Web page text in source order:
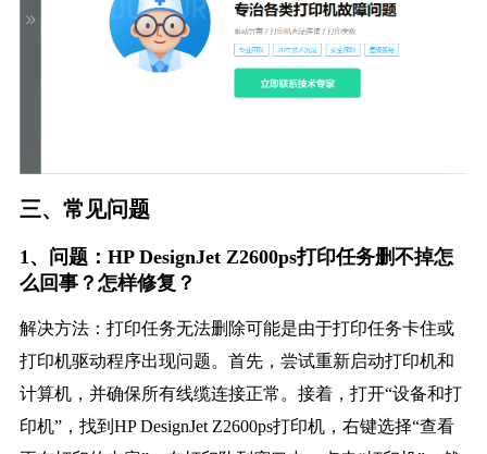
三、常见问题
1、问题：HP DesignJet Z2600ps打印任务删不掉怎
么回事？怎样修复？
解决方法：打印任务无法删除可能是由于打印任务卡住或
打印机驱动程序出现问题。首先，尝试重新启动打印机和
计算机，并确保所有线缆连接正常。接着，打开“设备和打
印机”，找到HP DesignJet Z2600ps打印机，右键选择“查看